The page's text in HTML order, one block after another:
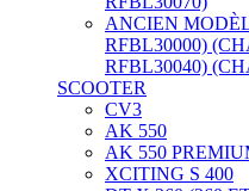
ANCIEN
RFBL30000)
RFBL30040)
SCOOTER
CV3
AK 550
AK 550
XCITING S 400